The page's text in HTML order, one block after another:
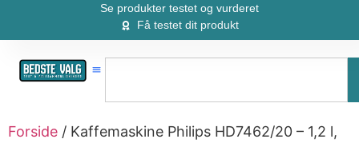
Se produkter testet og vurderet
Få testet dit produkt
Forside / Kaffemaskine Philips HD7462/20 – 1,2 l,